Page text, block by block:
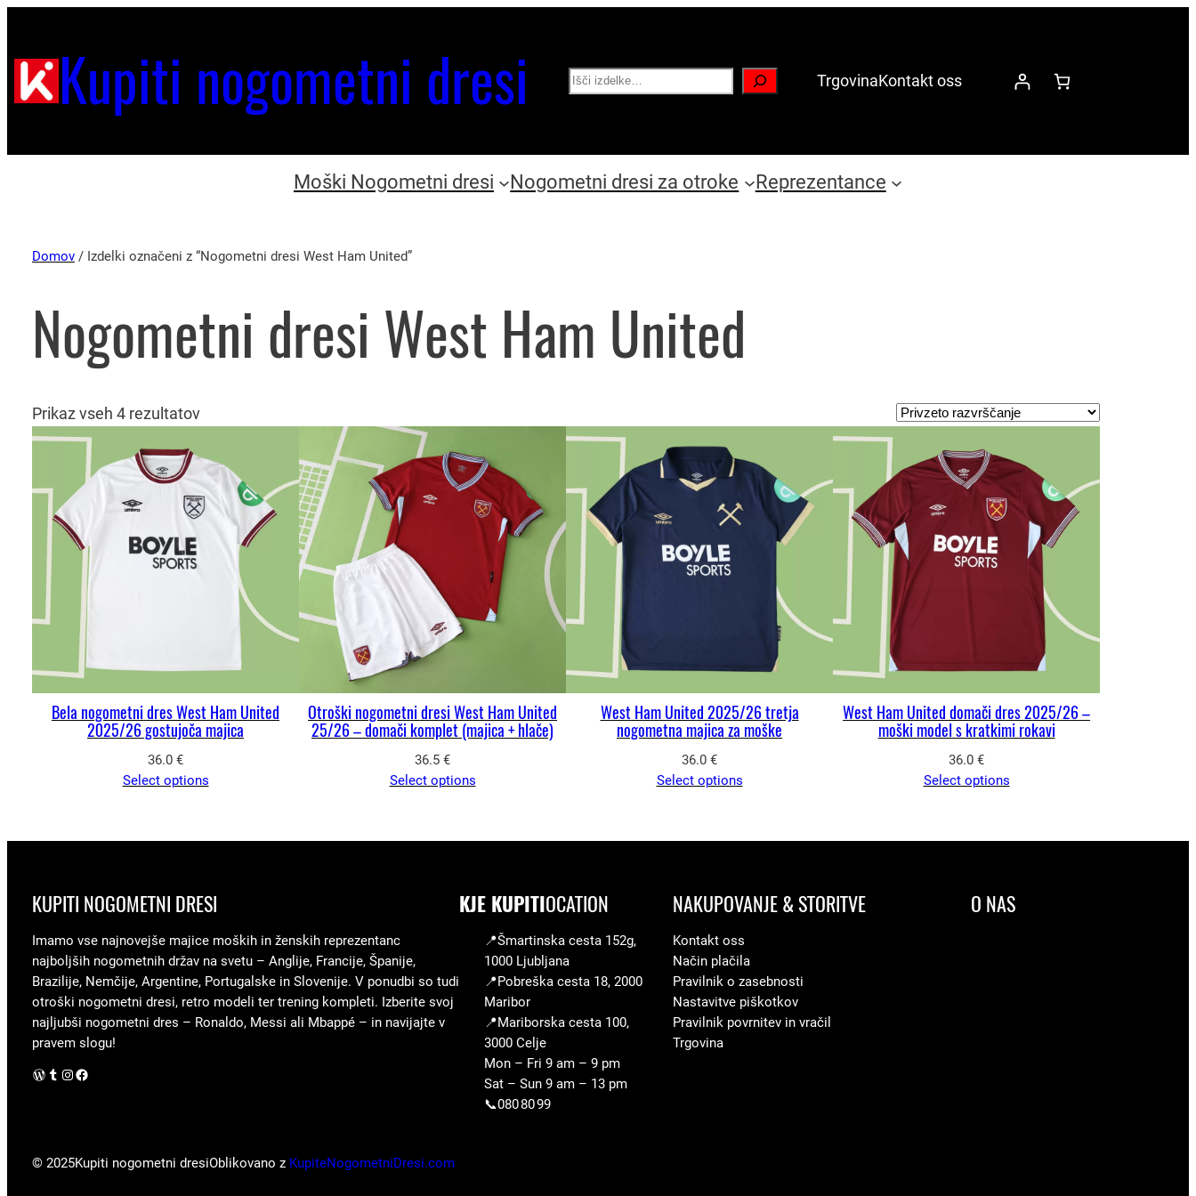
Kupiti nogometni dresi Search TrgovinaKontakt oss
Moški Nogometni dresi Nogometni dresi za otroke Reprezentance
Domov / Izdelki označeni z “Nogometni dresi West Ham United”
Nogometni dresi West Ham United
Prikaz vseh 4 rezultatov
Bela nogometni dres West Ham United
2025/26 gostujoča majica
36.0 €
Select options
Otroški nogometni dresi West Ham United
25/26 – domači komplet (majica + hlače)
36.5 €
Select options
West Ham United 2025/26 tretja
nogometna majica za moške
36.0 €
Select options
West Ham United domači dres 2025/26 –
moški model s kratkimi rokavi
36.0 €
Select options
KUPITI NOGOMETNI DRESI
Imamo vse najnovejše majice moških in ženskih reprezentanc
najboljših nogometnih držav na svetu – Anglije, Francije, Španije,
Brazilije, Nemčije, Argentine, Portugalske in Slovenije. V ponudbi so tudi
otroški nogometni dresi, retro modeli ter trening kompleti. Izberite svoj
najljubši nogometni dres – Ronaldo, Messi ali Mbappé – in navijajte v
pravem slogu!
WordPress Instagram Facebook
KJE KUPITIOCATION
📍Šmartinska cesta 152g,
1000 Ljubljana
📍Pobreška cesta 18, 2000
Maribor
📍Mariborska cesta 100,
3000 Celje
Mon – Fri 9 am – 9 pm
Sat – Sun 9 am – 13 pm
📞080 80 99
NAKUPOVANJE & STORITVE
Kontakt oss
Način plačila
Pravilnik o zasebnosti
Nastavitve piškotkov
Pravilnik povrnitev in vračil
Trgovina
O NAS
© 2025Kupiti nogometni dresiOblikovano z KupiteNogometniDresi.com